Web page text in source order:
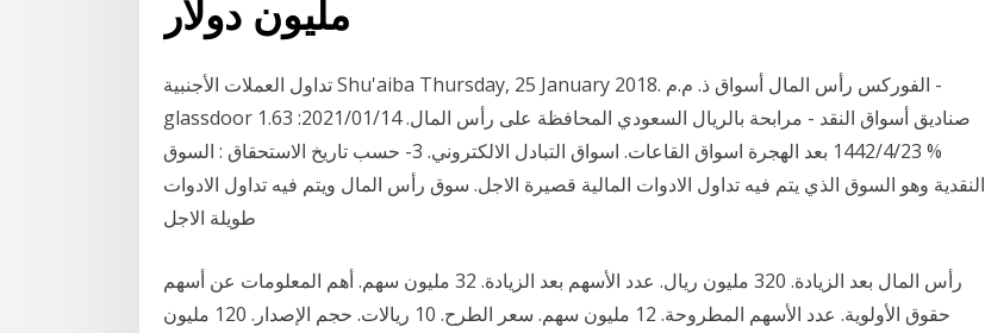
مليون دولار
تداول العملات الأجنبية Shu'aiba Thursday, 25 January 2018. الفوركس رأس المال أسواق ذ. م.م -
glassdoor صناديق أسواق النقد - مرابحة بالريال السعودي المحافظة على رأس المال. 2021/01/14: 1.63
% 23‏‏/4‏‏/1442 بعد الهجرة اسواق القاعات. اسواق التبادل الالكتروني. 3- حسب تاريخ الاستحقاق : السوق
النقدية وهو السوق الذي يتم فيه تداول الادوات المالية قصيرة الاجل. سوق رأس المال ويتم فيه تداول الادوات
طويلة الاجل
رأس المال بعد الزيادة. 320 مليون ريال. عدد الأسهم بعد الزيادة. 32 مليون سهم. أهم المعلومات عن أسهم
حقوق الأولوية. عدد الأسهم المطروحة. 12 مليون سهم. سعر الطرح. 10 ريالات. حجم الإصدار. 120 مليون